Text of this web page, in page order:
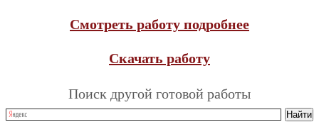
Смотреть работу подробнее
Скачать работу
Поиск другой готовой работы